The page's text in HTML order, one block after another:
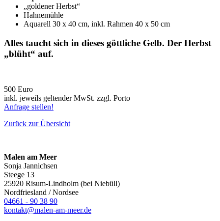
„goldener Herbst“
Hahnemühle
Aquarell 30 x 40 cm, inkl. Rahmen 40 x 50 cm
Alles taucht sich in dieses göttliche Gelb. Der Herbst
„blüht“ auf.
500 Euro
inkl. jeweils geltender MwSt. zzgl. Porto
Anfrage stellen!
Zurück zur Übersicht
Malen am Meer
Sonja Jannichsen
Steege 13
25920 Risum-Lindholm (bei Niebüll)
Nordfriesland / Nordsee
04661 - 90 38 90
kontakt@malen-am-meer.de